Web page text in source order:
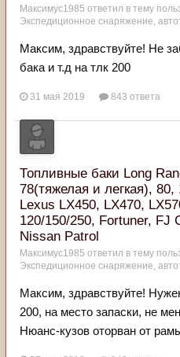
Максимус1985 ответил в тему
Экспедиционное снаряжение,
Максим, здравствуйте! Не
бака и т.д на тлк 200
31 мая 2019 843 ответа
Топливные баки Long
78(тяжелая и легкая),
Lexus LX450, LX470,
120/150/250, Fortuner, FJ
Nissan Patrol
Максимус1985 ответил в тему
Экспедиционное снаряжение,
Максим, здравствуйте!
200, на место запаски, не
Нюанс-кузов оторван от